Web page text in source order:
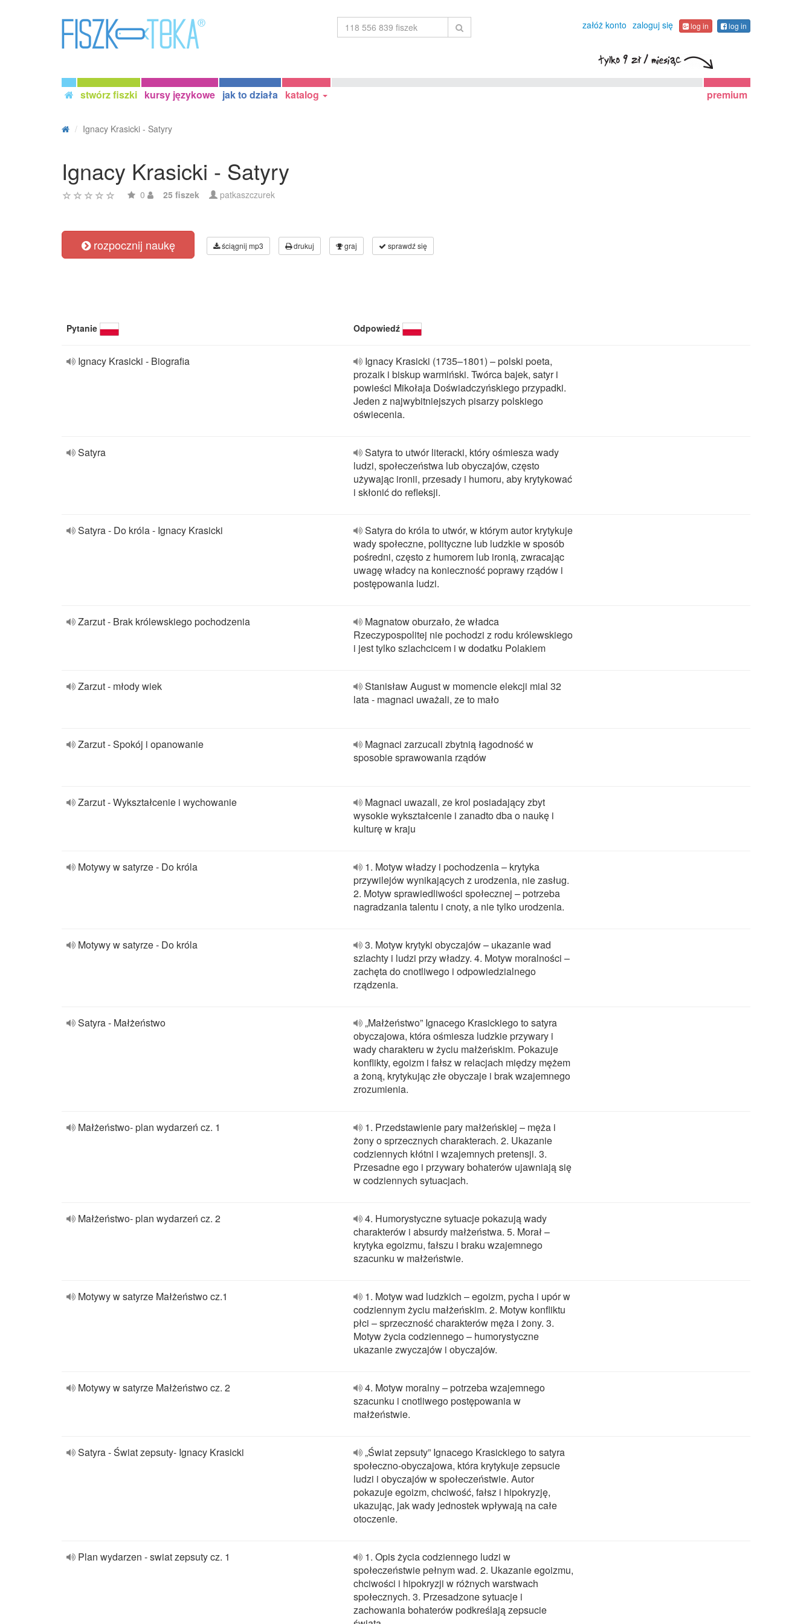
załóż konto zaloguj się log in log in
stwórz fiszki kursy językowe jak to działa katalog premium
Ignacy Krasicki - Satyry
Ignacy Krasicki - Satyry
0 25 fiszek patkaszczurek
rozpocznij naukę ściągnij mp3 drukuj graj sprawdź się
Pytanie Odpowiedź
Ignacy Krasicki - Biografia
Ignacy Krasicki (1735–1801) – polski poeta,
prozaik i biskup warmiński. Twórca bajek, satyr i
powieści Mikołaja Doświadczyńskiego przypadki.
Jeden z najwybitniejszych pisarzy polskiego
oświecenia.
Satyra
Satyra to utwór literacki, który ośmiesza wady
ludzi, społeczeństwa lub obyczajów, często
używając ironii, przesady i humoru, aby krytykować
i skłonić do refleksji.
Satyra - Do króla - Ignacy Krasicki
Satyra do króla to utwór, w którym autor krytykuje
wady społeczne, polityczne lub ludzkie w sposób
pośredni, często z humorem lub ironią, zwracając
uwagę władcy na konieczność poprawy rządów i
postępowania ludzi.
Zarzut - Brak królewskiego pochodzenia
Magnatow oburzało, że władca
Rzeczypospolitej nie pochodzi z rodu królewskiego
i jest tylko szlachcicem i w dodatku Polakiem
Zarzut - młody wiek
Stanisław August w momencie elekcji mial 32
lata - magnaci uważali, ze to mało
Zarzut - Spokój i opanowanie
Magnaci zarzucali zbytnią łagodność w
sposobie sprawowania rządów
Zarzut - Wykształcenie i wychowanie
Magnaci uwazali, ze krol posiadający zbyt
wysokie wykształcenie i zanadto dba o naukę i
kulturę w kraju
Motywy w satyrze - Do króla
1. Motyw władzy i pochodzenia – krytyka
przywilejów wynikających z urodzenia, nie zasług.
2. Motyw sprawiedliwości społecznej – potrzeba
nagradzania talentu i cnoty, a nie tylko urodzenia.
Motywy w satyrze - Do króla
3. Motyw krytyki obyczajów – ukazanie wad
szlachty i ludzi przy władzy. 4. Motyw moralności –
zachęta do cnotliwego i odpowiedzialnego
rządzenia.
Satyra - Małżeństwo
„Małżeństwo” Ignacego Krasickiego to satyra
obyczajowa, która ośmiesza ludzkie przywary i
wady charakteru w życiu małżeńskim. Pokazuje
konflikty, egoizm i fałsz w relacjach między mężem
a żoną, krytykując złe obyczaje i brak wzajemnego
zrozumienia.
Małżeństwo- plan wydarzeń cz. 1
1. Przedstawienie pary małżeńskiej – męża i
żony o sprzecznych charakterach. 2. Ukazanie
codziennych kłótni i wzajemnych pretensji. 3.
Przesadne ego i przywary bohaterów ujawniają się
w codziennych sytuacjach.
Małżeństwo- plan wydarzeń cz. 2
4. Humorystyczne sytuacje pokazują wady
charakterów i absurdy małżeństwa. 5. Morał –
krytyka egoizmu, fałszu i braku wzajemnego
szacunku w małżeństwie.
Motywy w satyrze Małżeństwo cz.1
1. Motyw wad ludzkich – egoizm, pycha i upór w
codziennym życiu małżeńskim. 2. Motyw konfliktu
płci – sprzeczność charakterów męża i żony. 3.
Motyw życia codziennego – humorystyczne
ukazanie zwyczajów i obyczajów.
Motywy w satyrze Małżeństwo cz. 2
4. Motyw moralny – potrzeba wzajemnego
szacunku i cnotliwego postępowania w
małżeństwie.
Satyra - Świat zepsuty- Ignacy Krasicki
„Świat zepsuty” Ignacego Krasickiego to satyra
społeczno-obyczajowa, która krytykuje zepsucie
ludzi i obyczajów w społeczeństwie. Autor
pokazuje egoizm, chciwość, fałsz i hipokryzję,
ukazując, jak wady jednostek wpływają na całe
otoczenie.
Plan wydarzen - swiat zepsuty cz. 1
1. Opis życia codziennego ludzi w
społeczeństwie pełnym wad. 2. Ukazanie egoizmu,
chciwości i hipokryzji w różnych warstwach
społecznych. 3. Przesadzone sytuacje i
zachowania bohaterów podkreślają zepsucie